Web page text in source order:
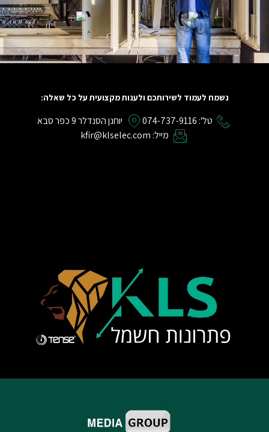
נשמח לעמוד לשירותכם ולענות מקצועית על כל שאלה:
טל': 074-737-9116
יוחנן הסנדלר 9 כפר סבא
מייל: kfir@klselec.com